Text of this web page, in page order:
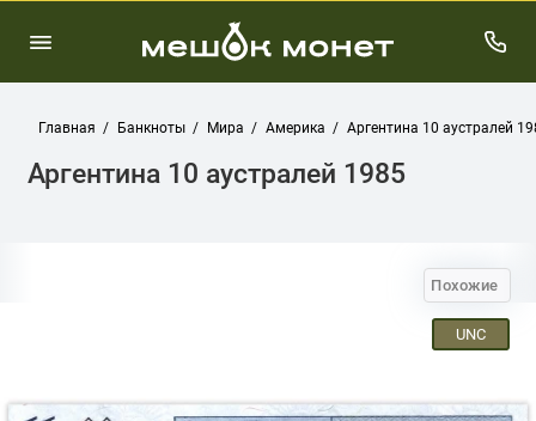
Главная Банкноты Мира Америка Аргентина 10 аустралей
Аргентина 10 аустралей 1985
Похожие
UNC